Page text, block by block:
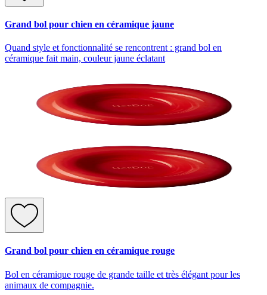
Grand bol pour chien en céramique jaune
Quand style et fonctionnalité se rencontrent : grand bol en
céramique fait main, couleur jaune éclatant
Grand bol pour chien en céramique rouge
Bol en céramique rouge de grande taille et très élégant pour les
animaux de compagnie.